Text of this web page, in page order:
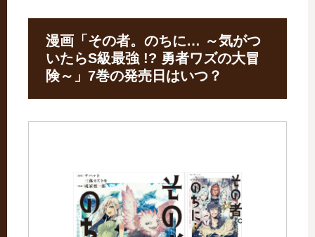
漫画「その者。のちに… ～気がつ
いたらS級最強 !? 勇者ワズの大冒
険～」7巻の発売日はいつ？